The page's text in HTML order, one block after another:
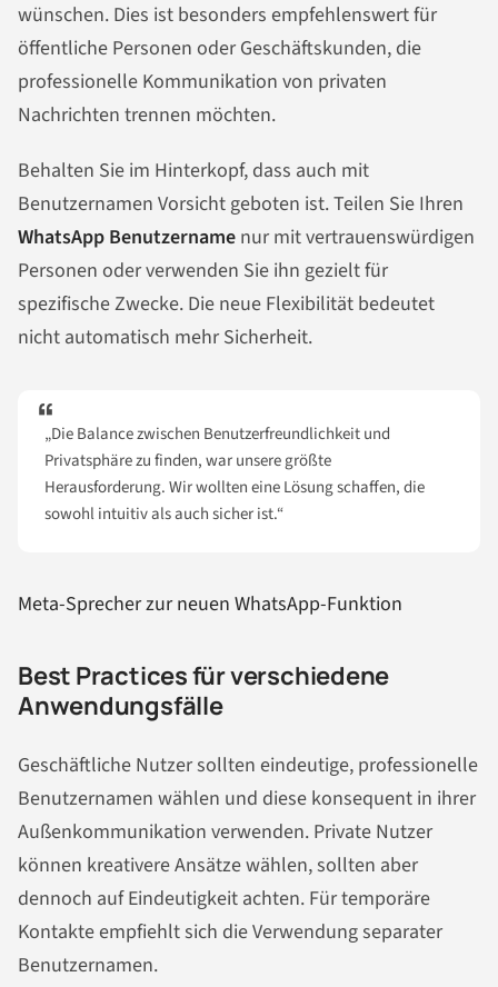
wünschen. Dies ist besonders empfehlenswert für
öffentliche Personen oder Geschäftskunden, die
professionelle Kommunikation von privaten
Nachrichten trennen möchten.
Behalten Sie im Hinterkopf, dass auch mit
Benutzernamen Vorsicht geboten ist. Teilen Sie Ihren
WhatsApp Benutzername nur mit vertrauenswürdigen
Personen oder verwenden Sie ihn gezielt für
spezifische Zwecke. Die neue Flexibilität bedeutet
nicht automatisch mehr Sicherheit.
„Die Balance zwischen Benutzerfreundlichkeit und
Privatsphäre zu finden, war unsere größte
Herausforderung. Wir wollten eine Lösung schaffen, die
sowohl intuitiv als auch sicher ist.“
Meta-Sprecher zur neuen WhatsApp-Funktion
Best Practices für verschiedene
Anwendungsfälle
Geschäftliche Nutzer sollten eindeutige, professionelle
Benutzernamen wählen und diese konsequent in ihrer
Außenkommunikation verwenden. Private Nutzer
können kreativere Ansätze wählen, sollten aber
dennoch auf Eindeutigkeit achten. Für temporäre
Kontakte empfiehlt sich die Verwendung separater
Benutzernamen.